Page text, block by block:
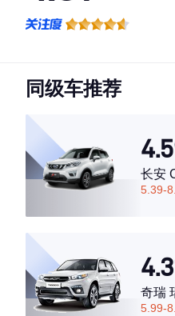
·空间表现较为优秀，优于69%
同级车推荐
长安
5.39-
奇瑞
5.99-